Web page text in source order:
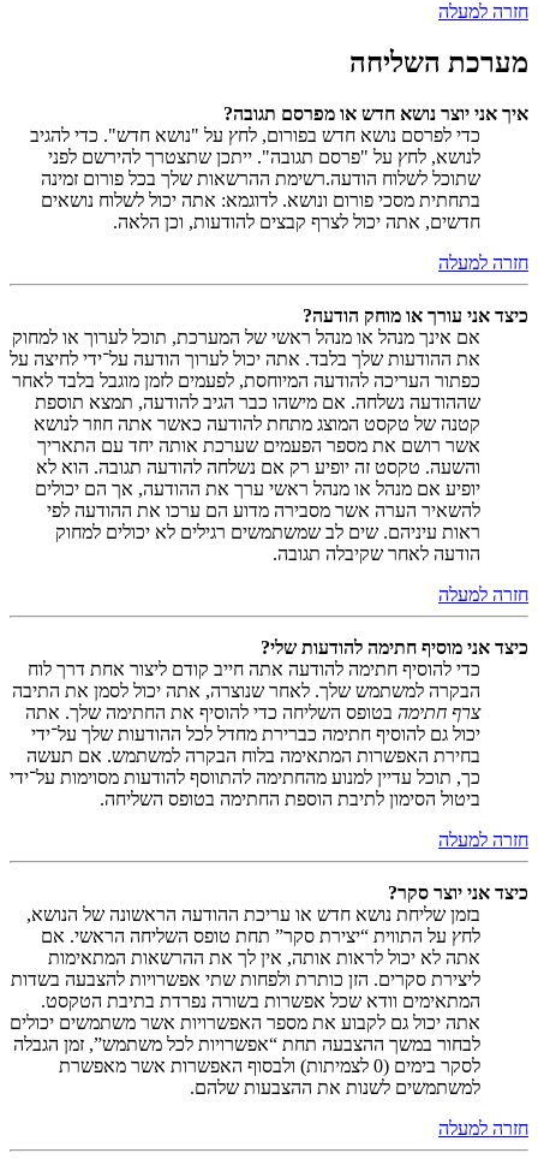
חזרה למעלה
מערכת השליחה
איך אני יוצר נושא חדש או מפרסם תגובה?
כדי לפרסם נושא חדש בפורום, לחץ על "נושא חדש". כדי להגיב
לנושא, לחץ על "פרסם תגובה". ייתכן שתצטרך להירשם לפני
שתוכל לשלוח הודעה.רשימת ההרשאות שלך בכל פורום זמינה
בתחתית מסכי פורום ונושא. לדוגמא: אתה יכול לשלוח נושאים
חדשים, אתה יכול לצרף קבצים להודעות, וכן הלאה.
חזרה למעלה
כיצד אני עורך או מוחק הודעה?
אם אינך מנהל או מנהל ראשי של המערכת, תוכל לערוך או למחוק
את ההודעות שלך בלבד. אתה יכול לערוך הודעה על־ידי לחיצה על
כפתור העריכה להודעה המיוחסת, לפעמים לזמן מוגבל בלבד לאחר
שההודעה נשלחה. אם מישהו כבר הגיב להודעה, תמצא תוספת
קטנה של טקסט המוצג מתחת להודעה כאשר אתה חוזר לנושא
אשר רושם את מספר הפעמים שערכת אותה יחד עם התאריך
והשעה. טקסט זה יופיע רק אם נשלחה להודעה תגובה. הוא לא
יופיע אם מנהל או מנהל ראשי ערך את ההודעה, אך הם יכולים
להשאיר הערה אשר מסבירה מדוע הם ערכו את ההודעה לפי
ראות עיניהם. שים לב שמשתמשים רגילים לא יכולים למחוק
הודעה לאחר שקיבלה תגובה.
חזרה למעלה
כיצד אני מוסיף חתימה להודעות שלי?
כדי להוסיף חתימה להודעה אתה חייב קודם ליצור אחת דרך לוח
הבקרה למשתמש שלך. לאחר שנוצרה, אתה יכול לסמן את התיבה
צרף חתימה בטופס השליחה כדי להוסיף את החתימה שלך. אתה
יכול גם להוסיף חתימה כברירת מחדל לכל ההודעות שלך על־ידי
בחירת האפשרות המתאימה בלוח הבקרה למשתמש. אם תעשה
כך, תוכל עדיין למנוע מהחתימה להתווסף להודעות מסוימות על־ידי
ביטול הסימון לתיבת הוספת החתימה בטופס השליחה.
חזרה למעלה
כיצד אני יוצר סקר?
בזמן שליחת נושא חדש או עריכת ההודעה הראשונה של הנושא,
לחץ על התווית “יצירת סקר” תחת טופס השליחה הראשי. אם
אתה לא יכול לראות אותה, אין לך את ההרשאות המתאימות
ליצירת סקרים. הזן כותרת ולפחות שתי אפשרויות להצבעה בשדות
המתאימים וודא שכל אפשרות בשורה נפרדת בתיבת הטקסט.
אתה יכול גם לקבוע את מספר האפשרויות אשר משתמשים יכולים
לבחור במשך ההצבעה תחת “אפשרויות לכל משתמש”, זמן הגבלה
לסקר בימים (0 לצמיתות) ולבסוף האפשרות אשר מאפשרת
למשתמשים לשנות את ההצבעות שלהם.
חזרה למעלה